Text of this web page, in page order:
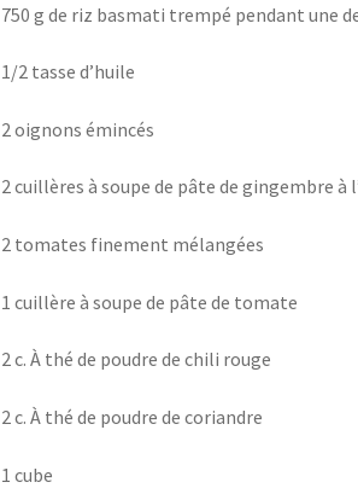
750 g de riz basmati trempé pendant une
1/2 tasse d’huile
2 oignons émincés
2 cuillères à soupe de pâte de gingembre à
2 tomates finement mélangées
1 cuillère à soupe de pâte de tomate
2 c. À thé de poudre de chili rouge
2 c. À thé de poudre de coriandre
1 cube